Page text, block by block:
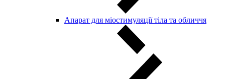
Апарат для міостимуляції тіла та обличчя